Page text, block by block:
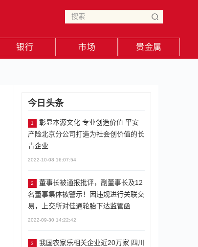
银行 市场 贵金属
今日头条
1
彰显本源文化 专业创造价值 平安
产险北京分公司打造为社会创价值的长
青企业
2022-10-08 16:07:54
2
董事长被通报批评，副董事长及12
名董事集体被警示！因违规进行关联交
易，上交所对佳通轮胎下达监管函
2022-09-30 14:22:42
3
我国农家乐相关企业近20万家 四川